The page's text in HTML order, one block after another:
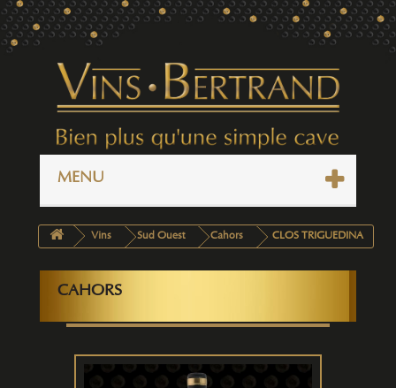
MENU
Vins Sud Ouest Cahors CLOS TRIGUEDINA
CAHORS